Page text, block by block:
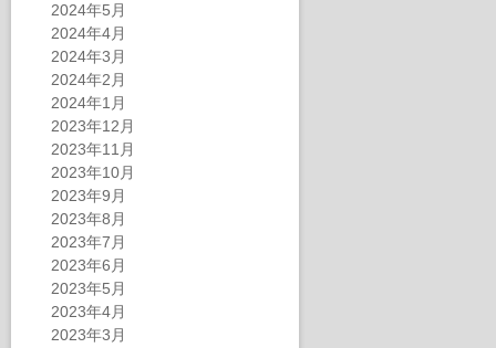
2024年5月
2024年4月
2024年3月
2024年2月
2024年1月
2023年12月
2023年11月
2023年10月
2023年9月
2023年8月
2023年7月
2023年6月
2023年5月
2023年4月
2023年3月